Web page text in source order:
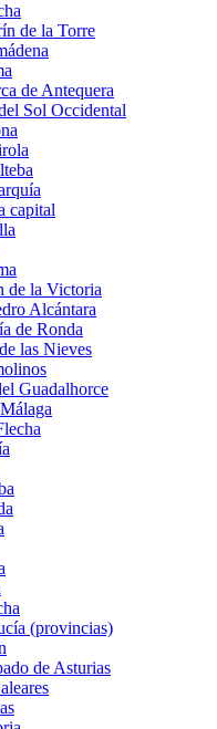
de la Torre
de Antequera
Sol Occidental
capital
de la Victoria
Alcántara
de Ronda
las Nieves
Guadalhorce
(provincias)
de Asturias